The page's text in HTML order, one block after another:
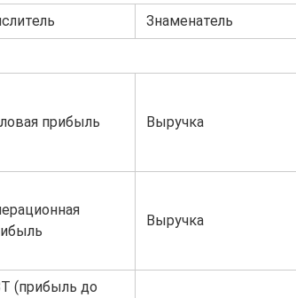
Знаменатель
прибыль Выручка
Выручка
(прибыль до